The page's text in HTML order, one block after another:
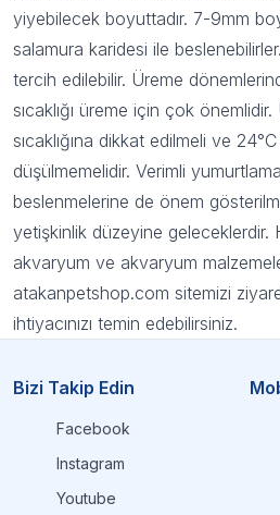
yiyebilecek boyuttadır. 7-9mm
salamura karidesi ile
tercih edilebilir. Üreme
sıcaklığı üreme için çok
sıcaklığına dikkat edilmeli ve
düşülmemelidir. Verimli
beslenmelerine de önem
yetişkinlik düzeyine
akvaryum ve akvaryum
atakanpetshop.com sitemizi
ihtiyacınızı temin edebilirsiniz.
Bizi Takip Edin
Facebook
Instagram
Youtube